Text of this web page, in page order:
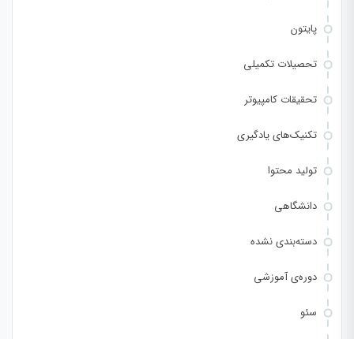
پایتون
تحصیلات تکمیلی
تحقیقات کامپیوتر
تکنیک‌های یادگیری
تولید محتوا
دانشگاهی
دسته‌بندی نشده
دوره‌ی آموزشی
سئو